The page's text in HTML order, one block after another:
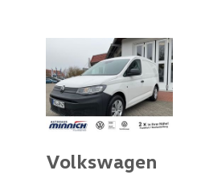
Volkswagen